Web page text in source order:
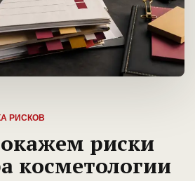
РИСКОВ
риски
косметологии